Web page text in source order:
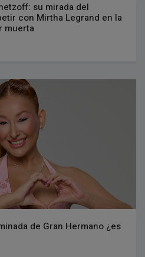
su mirada del
con Mirtha Legrand en la
muerta
de Gran Hermano ¿es